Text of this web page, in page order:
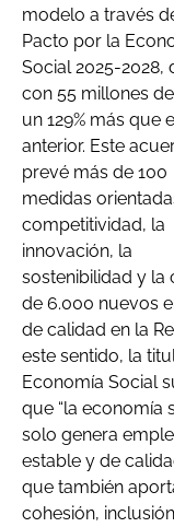
modelo a través
Pacto por la
Social 2025-2028,
con 55 millones
un 129% más que
anterior. Este
prevé más de 100
medidas
competitividad, la
innovación, la
sostenibilidad y la
de 6.000 nuevos
de calidad en la
este sentido, la
Economía Social
que “la economía
solo genera
estable y de
que también
cohesión,